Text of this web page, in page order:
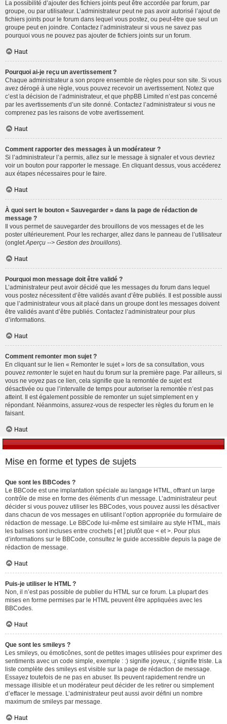
La possibilité d’ajouter des fichiers joints peut être accordée par forum, par
groupe, ou par utilisateur. L’administrateur peut ne pas avoir autorisé l’ajout de
fichiers joints pour le forum dans lequel vous postez, ou peut-être que seul un
groupe peut en joindre. Contactez l’administrateur si vous ne savez pas
pourquoi vous ne pouvez pas ajouter de fichiers joints sur un forum.
Haut
Pourquoi ai-je reçu un avertissement ?
Chaque administrateur a son propre ensemble de règles pour son site. Si vous
avez dérogé à une règle, vous pouvez recevoir un avertissement. Notez que
c’est la décision de l’administrateur, et que phpBB Limited n’est pas concerné
par les avertissements d’un site donné. Contactez l’administrateur si vous ne
comprenez pas les raisons de votre avertissement.
Haut
Comment rapporter des messages à un modérateur ?
Si l’administrateur l’a permis, allez sur le message à signaler et vous devriez
voir un bouton pour rapporter le message. En cliquant dessus, vous accéderez
aux étapes nécessaires pour le faire.
Haut
À quoi sert le bouton « Sauvegarder » dans la page de rédaction de
message ?
Il vous permet de sauvegarder des brouillons de vos messages et de les
poster ultérieurement. Pour les recharger, allez dans le panneau de l’utilisateur
(onglet Aperçu --> Gestion des brouillons).
Haut
Pourquoi mon message doit être validé ?
L’administrateur peut avoir décidé que les messages du forum dans lequel
vous postez nécessitent d’être validés avant d’être publiés. Il est possible aussi
que l’administrateur vous ait placé dans un groupe dont les messages doivent
être validés avant d’être publiés. Contactez l’administrateur pour plus
d’informations.
Haut
Comment remonter mon sujet ?
En cliquant sur le lien « Remonter le sujet » lors de sa consultation, vous
pouvez remonterle sujet en haut du forum sur la première page. Par ailleurs, si
vous ne voyez pas ce lien, cela signifie que la remontée de sujet est
désactivée ou que l’intervalle de temps pour autoriser la remontée n’est pas
atteint. Il est également possible de remonter un sujet simplement en y
répondant. Néanmoins, assurez-vous de respecter les règles du forum en le
faisant.
Haut
Mise en forme et types de sujets
Que sont les BBCodes ?
Le BBCode est une implantation spéciale au langage HTML, offrant un large
contrôle de mise en forme des éléments d’un message. L’administrateur peut
décider si vous pouvez utiliser les BBCodes, vous pouvez aussi les désactiver
dans chacun de vos messages en utilisant l’option appropriée du formulaire de
rédaction de message. Le BBCode lui-même est similaire au style HTML, mais
les balises sont incluses entre crochets [ et ] plutôt que < et >. Pour plus
d’informations sur le BBCode, consultez le guide accessible depuis la page de
rédaction de message.
Haut
Puis-je utiliser le HTML ?
Non, il n’est pas possible de publier du HTML sur ce forum. La plupart des
mises en forme permises par le HTML peuvent être appliquées avec les
BBCodes.
Haut
Que sont les smileys ?
Les smileys, ou émoticônes, sont de petites images utilisées pour exprimer des
sentiments avec un code simple, exemple : :) signifie joyeux, :( signifie triste. La
liste complète des smileys est visible sur la page de rédaction de message.
Essayez toutefois de ne pas en abuser. Ils peuvent rapidement rendre un
message illisible et un modérateur peut décider de les retirer ou simplement
d’effacer le message. L’administrateur peut aussi avoir défini un nombre
maximum de smileys par message.
Haut